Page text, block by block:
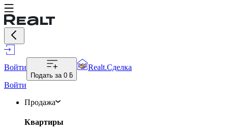
Войти
Подать за 0 ƃ
Realt.Сделка
Войти
Продажа
Квартиры